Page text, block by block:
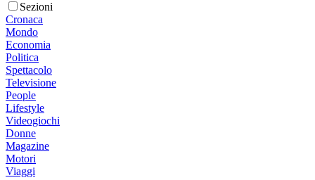
Sezioni
Cronaca
Mondo
Economia
Politica
Spettacolo
Televisione
People
Lifestyle
Videogiochi
Donne
Magazine
Motori
Viaggi